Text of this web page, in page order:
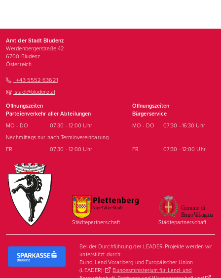
Amt der Stadt Bludenz
Werdenbergerstraße 42
6700 Bludenz
Österreich
+43 5552 63621
stadt@bludenz.at
Öffnungszeiten
Parteienverkehr aller Abteilungen
Öffnungszeiten
Bürgerservice
MO - DO
07:30 - 12:00 Uhr MO - DO
07:30 - 16:30 Uhr
Nachmittags nur nach Terminvereinbarung
FR
07:30 - 12:00 Uhr FR 07:30 - 12:00 Uhr
Städtepartnerschaft Städtepartnerschaft
Bei der Durchführung der LEADER-Projekte werden wir
unterstützt durch:
Bund, Land Vorarlberg und Europäischer Union
(LEADER):
Bundesministerium für Land- und